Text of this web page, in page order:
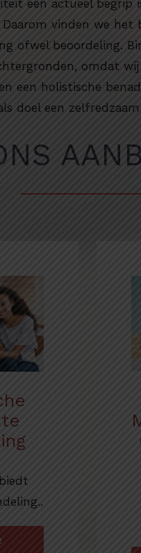
een actueel
vinden we
ofwel beoordeling.
omdat
een holistische
doel een